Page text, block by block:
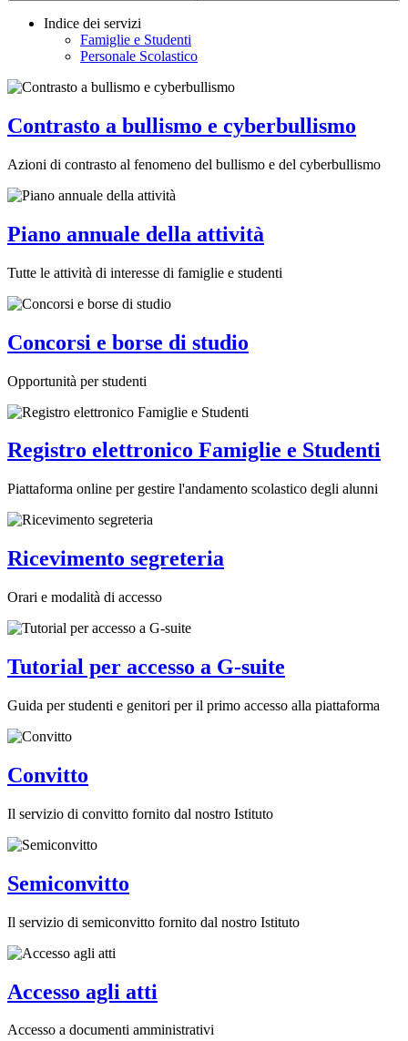
Indice dei servizi
Famiglie e Studenti
Personale Scolastico
Contrasto a bullismo e cyberbullismo
Azioni di contrasto al fenomeno del bullismo e del cyberbullismo
Piano annuale della attività
Tutte le attività di interesse di famiglie e studenti
Concorsi e borse di studio
Opportunità per studenti
Registro elettronico Famiglie e Studenti
Piattaforma online per gestire l'andamento scolastico degli alunni
Ricevimento segreteria
Orari e modalità di accesso
Tutorial per accesso a G-suite
Guida per studenti e genitori per il primo accesso alla piattaforma
Convitto
Il servizio di convitto fornito dal nostro Istituto
Semiconvitto
Il servizio di semiconvitto fornito dal nostro Istituto
Accesso agli atti
Accesso a documenti amministrativi